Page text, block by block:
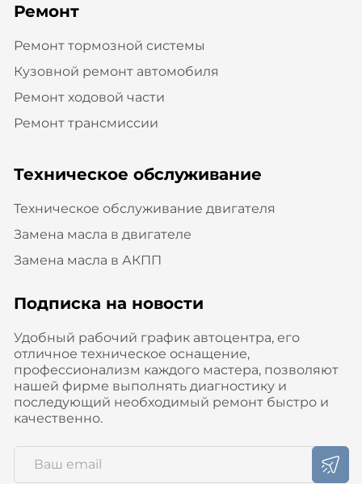
Ремонт
Ремонт тормозной системы
Кузовной ремонт автомобиля
Ремонт ходовой части
Ремонт трансмиссии
Техническое обслуживание
Техническое обслуживание двигателя
Замена масла в двигателе
Замена масла в АКПП
Подписка на новости
Удобный рабочий график автоцентра, его
отличное техническое оснащение,
профессионализм каждого мастера, позволяют
нашей фирме выполнять диагностику и
последующий необходимый ремонт быстро и
качественно.